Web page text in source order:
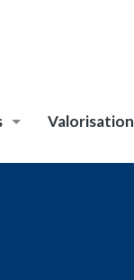
Valorisation